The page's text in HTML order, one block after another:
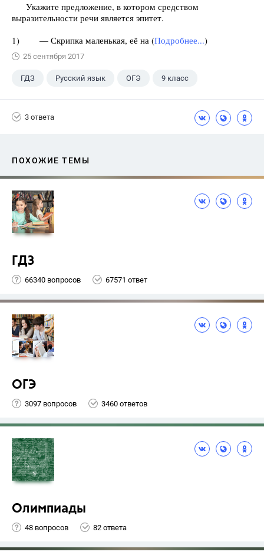
Укажите предложение, в котором средством
выразительности речи является эпитет.
1) — Скрипка маленькая, её на (Подробнее...)
25 сентября 2017
ГДЗ Русский язык ОГЭ 9 класс
3 ответа
ПОХОЖИЕ ТЕМЫ
ГДЗ
66340 вопросов 67571 ответ
ОГЭ
3097 вопросов 3460 ответов
Олимпиады
48 вопросов 82 ответа